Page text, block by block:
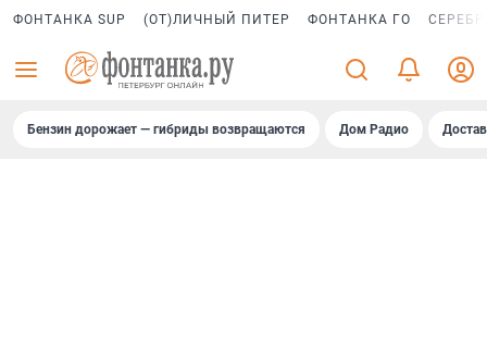
ФОНТАНКА SUP (ОТ)ЛИЧНЫЙ ПИТЕР ФОНТАНКА ГО
Бензин дорожает — гибриды возвращаются Дом Радио